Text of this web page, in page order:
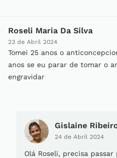
Roseli Maria Da Silva
23 de Abril 2024
Tomei 25 anos o
anos se eu parar de tomar o
engravidar
Gislaine
24 de Abril 2024
Olá Roseli, precisa